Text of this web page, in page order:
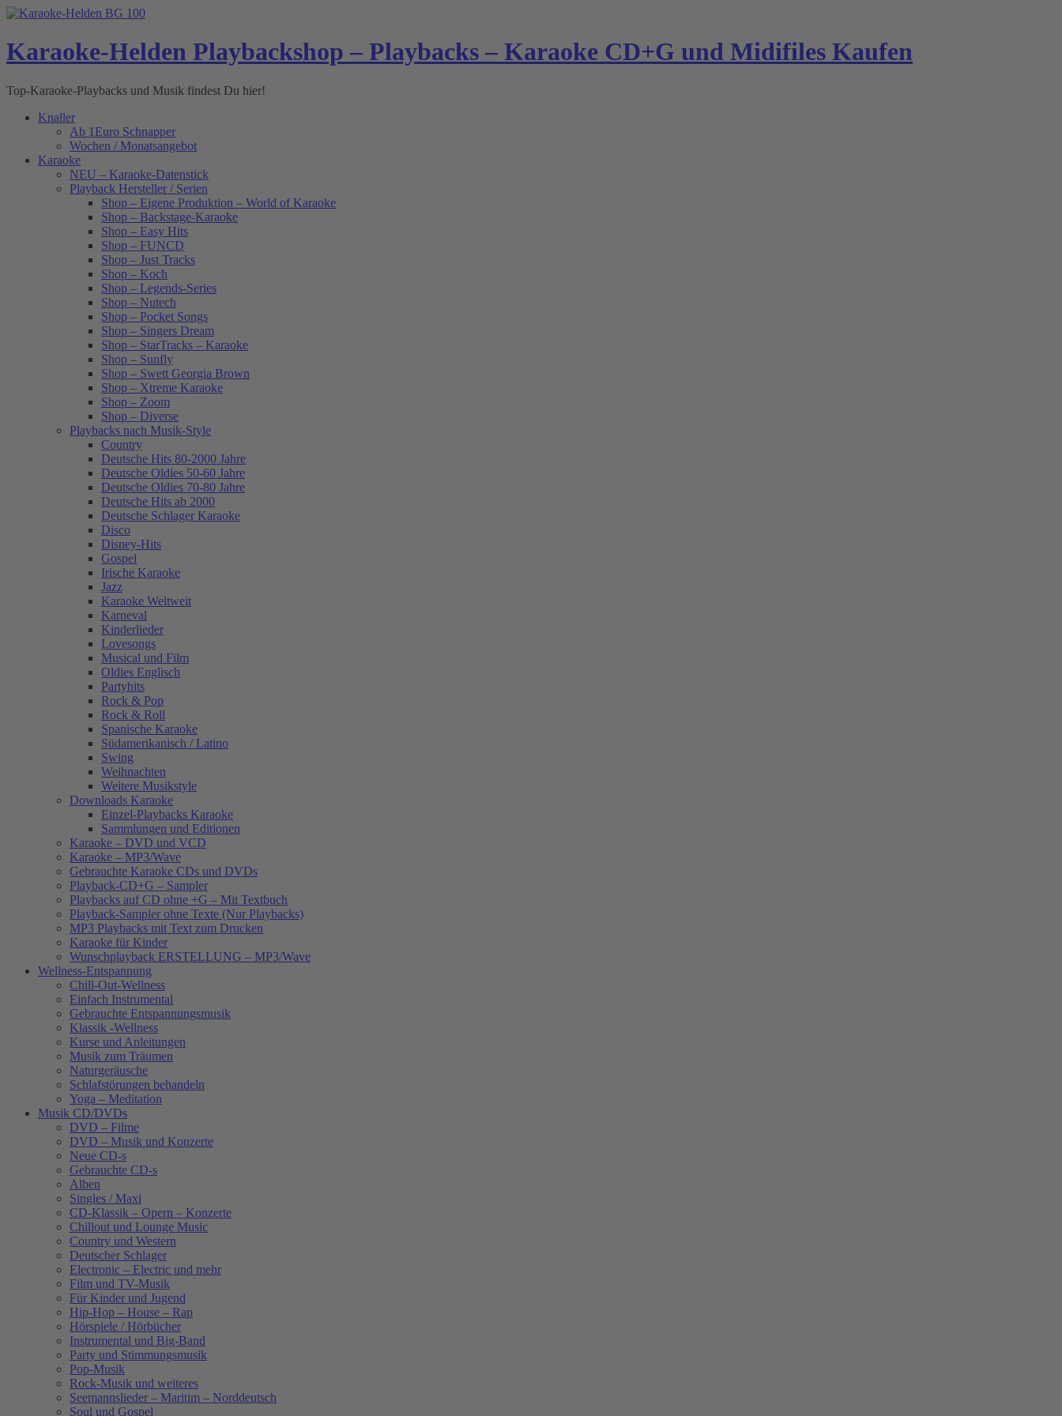
Skip
content
Karaoke-Helden Playbackshop – Playbacks – Karaoke CD+G und Midifiles Kaufen
Top-Karaoke-Playbacks und Musik findest Du hier!
Knaller
Ab 1Euro Schnapper
Wochen / Monatsangebot
Karaoke
NEU – Karaoke-Datenstick
Playback Hersteller / Serien
Shop – Eigene Produktion – World of Karaoke
Shop – Backstage-Karaoke
Shop – Easy Hits
Shop – FUNCD
Shop – Just Tracks
Shop – Koch
Shop – Legends-Series
Shop – Nutech
Shop – Pocket Songs
Shop – Singers Dream
Shop – StarTracks – Karaoke
Shop – Sunfly
Shop – Swett Georgia Brown
Shop – Xtreme Karaoke
Shop – Zoom
Shop – Diverse
Playbacks nach Musik-Style
Country
Deutsche Hits 80-2000 Jahre
Deutsche Oldies 50-60 Jahre
Deutsche Oldies 70-80 Jahre
Deutsche Hits ab 2000
Deutsche Schlager Karaoke
Disco
Disney-Hits
Gospel
Irische Karaoke
Jazz
Karaoke Weltweit
Karneval
Kinderlieder
Lovesongs
Musical und Film
Oldies Englisch
Partyhits
Rock & Pop
Rock & Roll
Spanische Karaoke
Südamerikanisch / Latino
Swing
Weihnachten
Weitere Musikstyle
Downloads Karaoke
Einzel-Playbacks Karaoke
Sammlungen und Editionen
Karaoke – DVD und VCD
Karaoke – MP3/Wave
Gebrauchte Karaoke CDs und DVDs
Playback-CD+G – Sampler
Playbacks auf CD ohne +G – Mit Textbuch
Playback-Sampler ohne Texte (Nur Playbacks)
MP3 Playbacks mit Text zum Drucken
Karaoke für Kinder
Wunschplayback ERSTELLUNG – MP3/Wave
Wellness-Entspannung
Chill-Out-Wellness
Einfach Instrumental
Gebrauchte Entspannungsmusik
Klassik -Wellness
Kurse und Anleitungen
Musik zum Träumen
Naturgeräusche
Schlafstörungen behandeln
Yoga – Meditation
Musik CD/DVDs
DVD – Filme
DVD – Musik und Konzerte
Neue CD-s
Gebrauchte CD-s
Alben
Singles / Maxi
CD-Klassik – Opern – Konzerte
Chillout und Lounge Music
Country und Western
Deutscher Schlager
Electronic – Electric und mehr
Film und TV-Musik
Für Kinder und Jugend
Hip-Hop – House – Rap
Hörspiele / Hörbücher
Instrumental und Big-Band
Party und Stimmungsmusik
Pop-Musik
Rock-Musik und weiteres
Seemannslieder – Maritim – Norddeutsch
Soul und Gospel